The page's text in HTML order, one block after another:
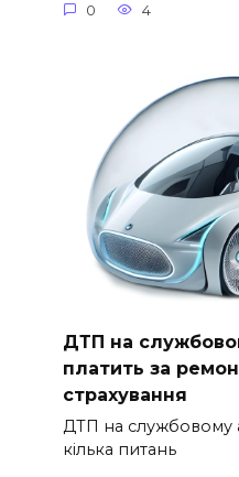
0 4
ДТП на
платить за
страхування
ДТП на службовому
кілька питань